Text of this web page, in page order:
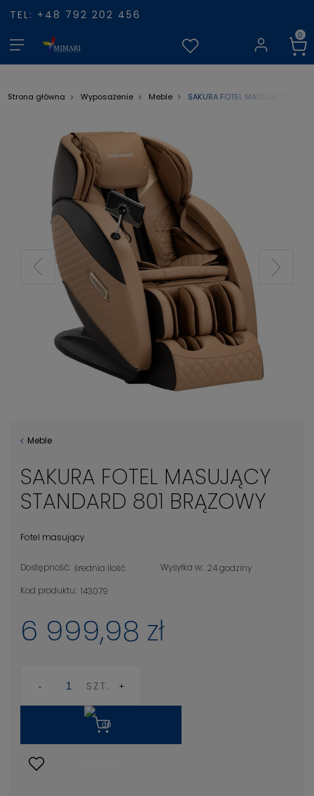
TEL: +48 792 202 456
Strona główna Wyposażenie Meble SAKURA FOTEL MASUJĄCY
Meble
SAKURA FOTEL MASUJĄCY
STANDARD 801 BRĄZOWY
Fotel masujący
Dostępność: średnia ilość Wysyłka w: 24 godziny
Kod produktu: 143079
6 999,98 zł
SZT.